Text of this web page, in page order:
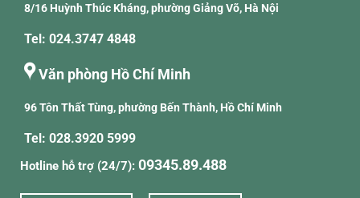
8/16 Huỳnh Thúc Kháng, phường Giảng Võ, Hà Nội
Tel: 024.3747 4848
Văn phòng Hồ Chí Minh
96 Tôn Thất Tùng, phường Bến Thành, Hồ Chí Minh
Tel: 028.3920 5999
Hotline hỗ trợ (24/7): 09345.89.488